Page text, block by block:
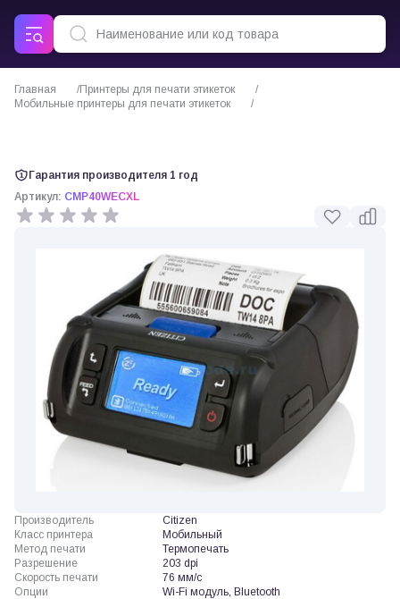
Главная
Принтеры для печати этикеток
Мобильные принтеры для печати этикеток
Гарантия производителя 1 год
Артикул: CMP40WECXL
Производитель
Citizen
Класс принтера
Мобильный
Метод печати
Термопечать
Разрешение
203 dpi
Скорость печати
76 мм/с
Опции
Wi-Fi модуль, Bluetooth